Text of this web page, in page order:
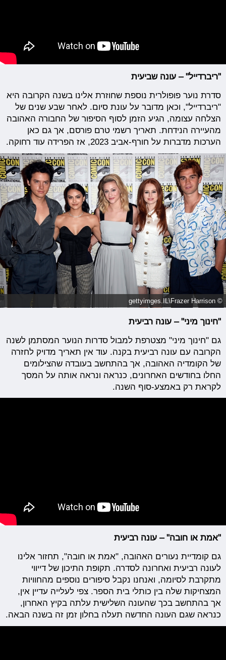
"ריברדייל" – עונה שביעית
סדרת נוער פופולרית נוספת שחוזרת אלינו בשנה הקרובה היא
"ריברדייל", וכאן מדובר על עונת סיום. לאחר שבע שנים של
הצלחה עצומה, הגיע הזמן לסוף הסיפור של החבורה האהובה
מהעיירה הנידחת. תאריך רשמי טרם פורסם, אך גם כאן
הערכות מדברות על חורף-אביב 2023, אז הפרידה עוד רחוקה.
© gettyimges.IL\Frazer Harrison
"חינוך מיני" – עונה רביעית
גם "חינוך מיני" מצטרפת למבול סדרות הנוער המסתמן לשנה
הקרובה עם עונה רביעית בקנה. עוד אין תאריך מדויק לחזרה
של הקומדיה האהובה, אך בהתחשב בעובדה שהצילומים
החלו בחודשים האחרונים, כנראה ונראה אותה על המסך
לקראת רק באמצע-סוף השנה.
"אמת או חובה" – עונה רביעית
גם קומדיית נעורים האהובה, "אמת או חובה", תחזור אלינו
לעונה רביעית ואחרונה לסדרה. תקופת התיכון של דייווי
מתקרבת לסיומה, ואנחנו נקבל סיפורים נוספים מהחוויות
המצחיקות שלה בין כותלי בית הספר. צפי לעלייה עדיין אין,
אך בהתחשב בכך שהעונה השלישית עלתה בקיץ האחרון,
כנראה שגם העונה החדשה תעלה בחלון זמן זה בשנה הבאה.